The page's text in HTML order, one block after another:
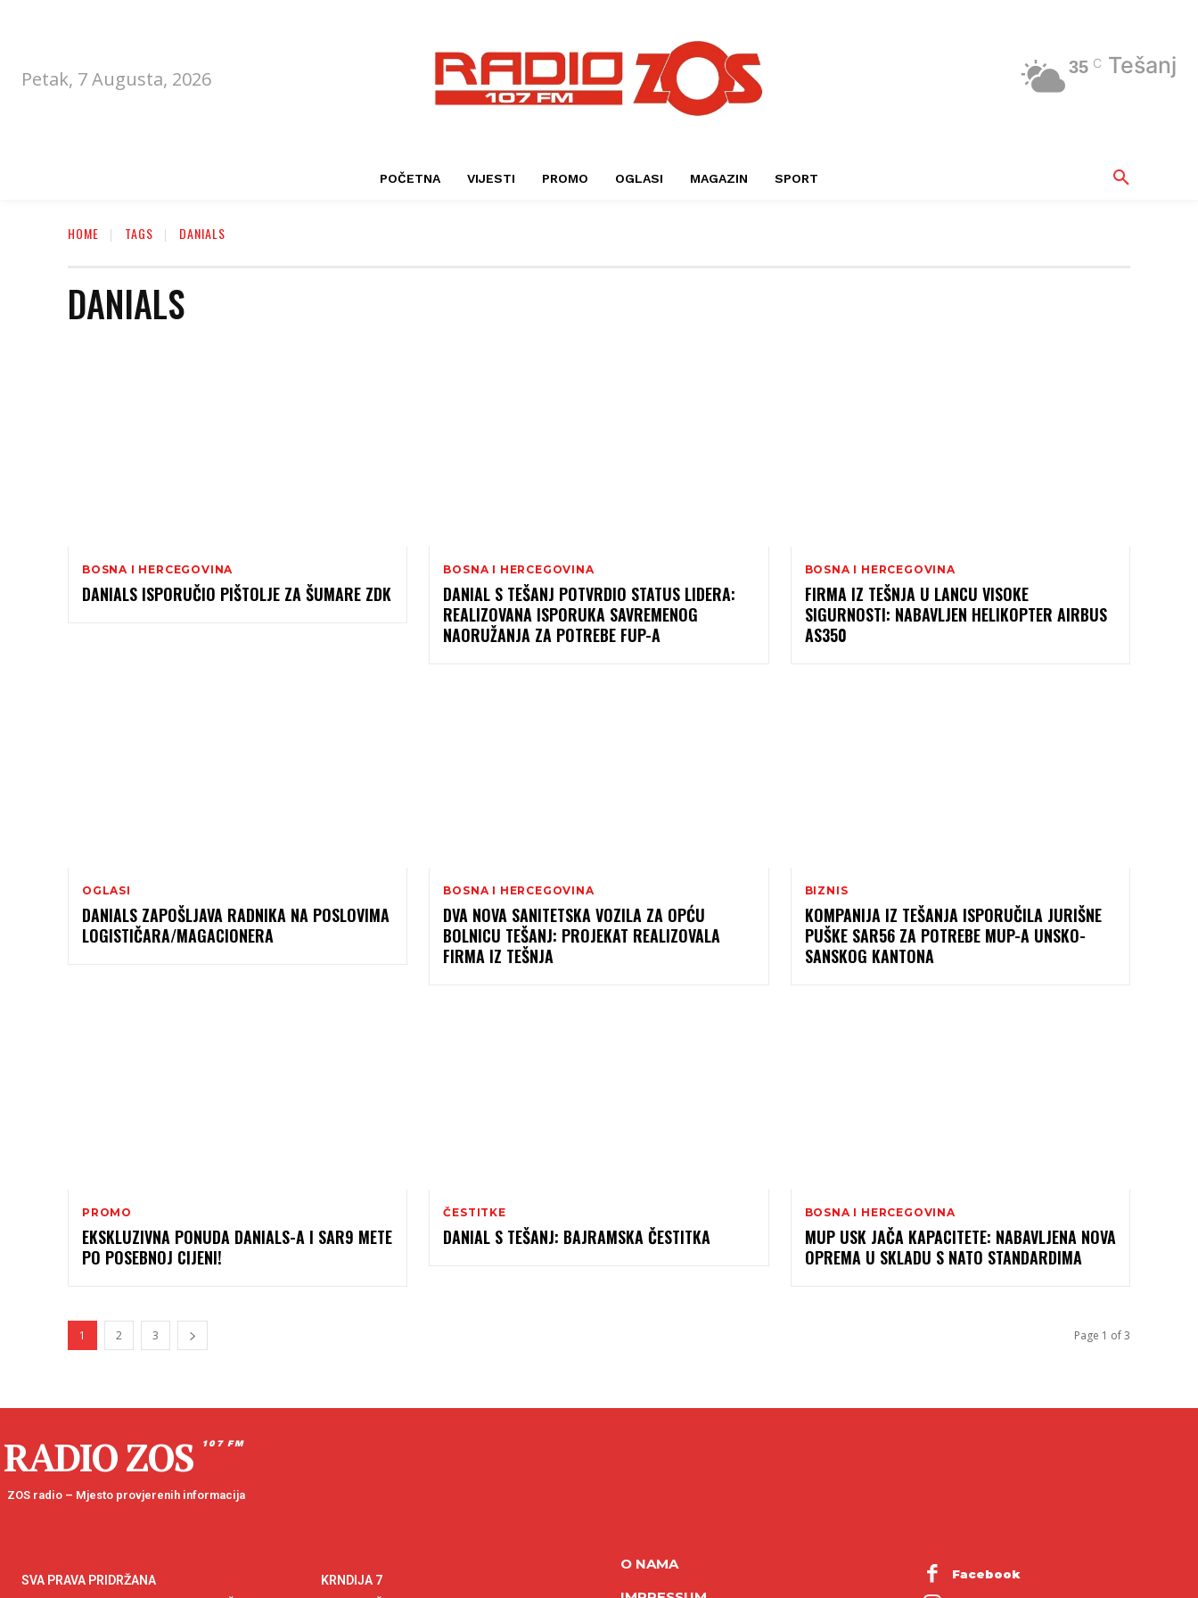
Petak, 7 Augusta, 2026
35 C Tešanj
POČETNA VIJESTI PROMO OGLASI MAGAZIN SPORT
HOME TAGS DANIALS
DANIALS
BOSNA I HERCEGOVINA
DANIALS ISPORUČIO PIŠTOLJE ZA ŠUMARE ZDK
BOSNA I HERCEGOVINA
DANIAL S TEŠANJ POTVRDIO STATUS LIDERA:
REALIZOVANA ISPORUKA SAVREMENOG
NAORUŽANJA ZA POTREBE FUP-A
BOSNA I HERCEGOVINA
FIRMA IZ TEŠNJA U LANCU VISOKE
SIGURNOSTI: NABAVLJEN HELIKOPTER AIRBUS
AS350
OGLASI
DANIALS ZAPOŠLJAVA RADNIKA NA POSLOVIMA
LOGISTIČARA/MAGACIONERA
BOSNA I HERCEGOVINA
DVA NOVA SANITETSKA VOZILA ZA OPĆU
BOLNICU TEŠANJ: PROJEKAT REALIZOVALA
FIRMA IZ TEŠNJA
BIZNIS
KOMPANIJA IZ TEŠANJA ISPORUČILA JURIŠNE
PUŠKE SAR56 ZA POTREBE MUP-A UNSKO-
SANSKOG KANTONA
PROMO
EKSKLUZIVNA PONUDA DANIALS-A I SAR9 METE
PO POSEBNOJ CIJENI!
ČESTITKE
DANIAL S TEŠANJ: BAJRAMSKA ČESTITKA
BOSNA I HERCEGOVINA
MUP USK JAČA KAPACITETE: NABAVLJENA NOVA
OPREMA U SKLADU S NATO STANDARDIMA
1 2 3 Page 1 of 3
RADIO ZOS 107 FM
ZOS radio – Mjesto provjerenih informacija
SVA PRAVA PRIDRŽANA
KRNDIJA 7
O NAMA
Facebook